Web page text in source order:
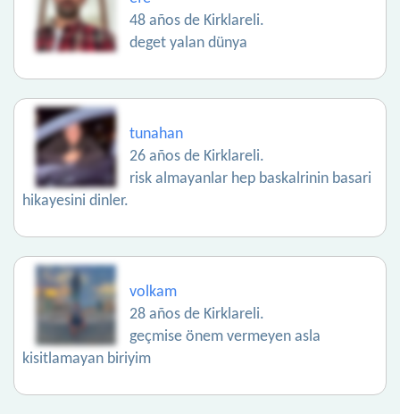
48 años de Kirklareli.
deget yalan dünya
tunahan
26 años de Kirklareli.
risk almayanlar hep baskalrinin basari
hikayesini dinler.
volkam
28 años de Kirklareli.
geçmise önem vermeyen asla
kisitlamayan biriyim